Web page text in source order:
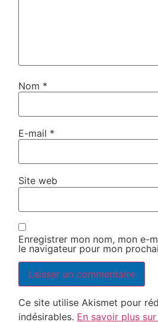
Nom *
E-mail *
Site web
Enregistrer mon nom, mon e-
le navigateur pour mon
Ce site utilise Akismet pour
indésirables. En savoir plus